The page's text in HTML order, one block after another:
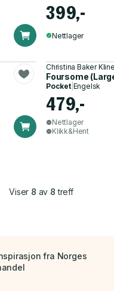
399,-
Nettlager
Christina Baker Kline
Foursome
Pocket| Engelsk
479,-
Nettlager
Klikk&Hent
Viser 8 av 8 treff
fra Norges